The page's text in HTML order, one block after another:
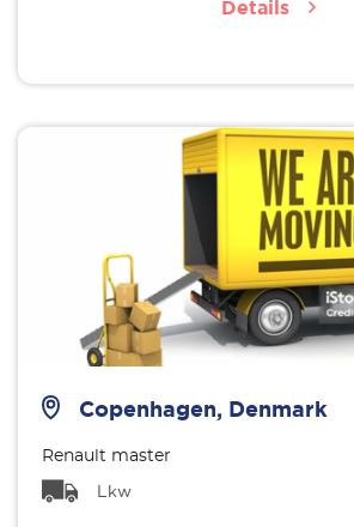
Details
Copenhagen, Denmark
Renault master
Lkw